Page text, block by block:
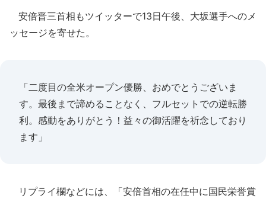
安倍晋三首相もツイッターで13日午後、大坂選手へのメ
ッセージを寄せた。
「二度目の全米オープン優勝、おめでとうございま
す。最後まで諦めることなく、フルセットでの逆転勝
利。感動をありがとう！益々の御活躍を祈念しており
ます」
リプライ欄などには、「安倍首相の在任中に国民栄誉賞